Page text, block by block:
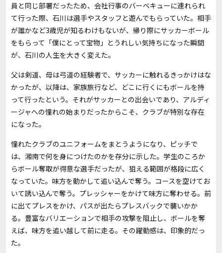
員と同じ部署だったため、会社行事のバーベキューに連れられ
て行った際、石川は選手やスタッフと遊んでもらっていた。相手
が誰かなど3歳児が知るわけもないが、帰り際にサッカーボール
をもらって「僕にとって宝物」とうれしい気持ちになった瞬間
が、石川の人生を大きく変えた。
父は剣道、母は弓道の経験者で、サッカーに触れるきっかけはな
かったが、以降は、家族旅行など、どこに行くにもボールを持
って行ったという。それがサッカーとの出会いであり、アルディ
ージャへの憧れの始まりだったからこそ、クラブが特別な存在
になった。
憧れたクラブのユニフォームをまとうようになり、ピッチで
は、湘南で何を身につけたのかを存分に示した。学生のころか
らボール奪取が得意な選手だったが、狙える範囲が格段に広く
なっていた。味方を動かして追い込んで奪う。コースを空けてお
いて誘い込んで奪う。プレッシャーをかけて味方に奪わせる。前
に出てプレスをかけ、パスが出たらプレスバックで襲いかか
る。豊富なバリエーションで相手の攻撃を阻止し、ボールを奪
えば、味方を追い越して前に走る。その躍動感は、印象的だっ
た。